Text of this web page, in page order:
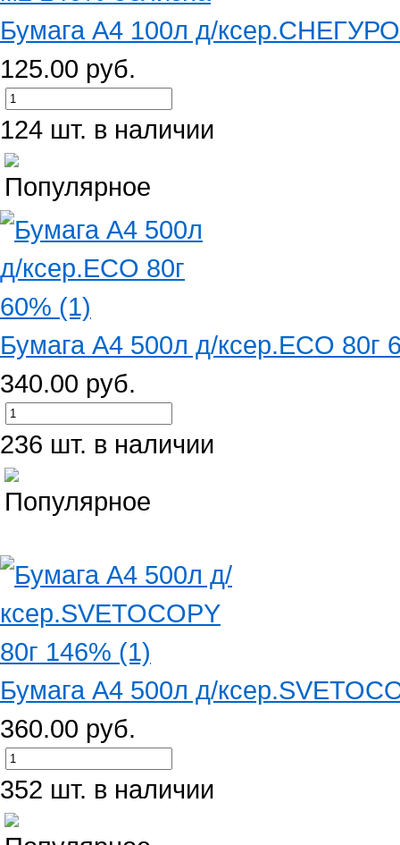
Бумага А4 100л д/
125.00 руб.
124 шт. в наличии
Бумага А4 500л д/ксер.ECO 80г
340.00 руб.
236 шт. в наличии
Бумага А4 500л д/
360.00 руб.
352 шт. в наличии